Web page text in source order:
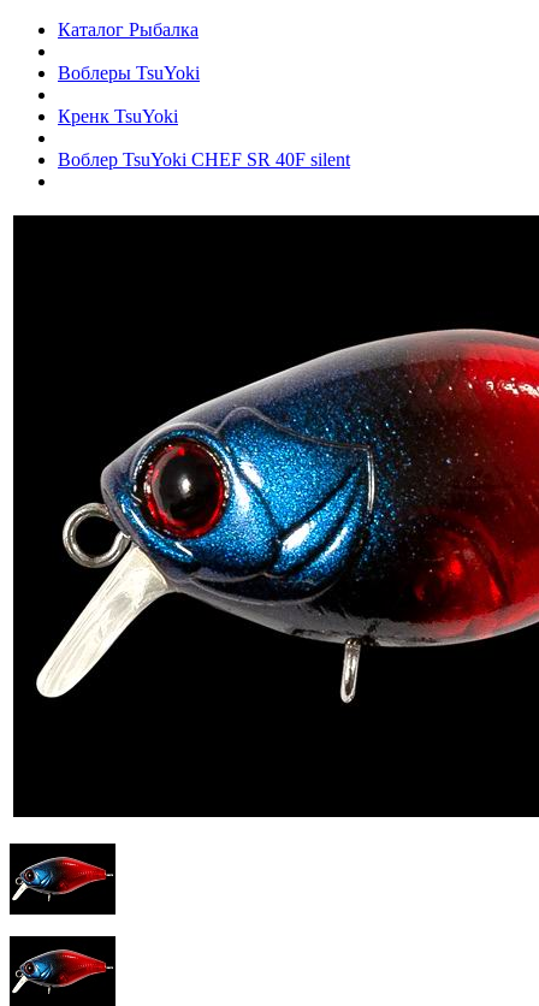
Каталог Рыбалка
Воблеры TsuYoki
Кренк TsuYoki
Воблер TsuYoki CHEF SR 40F silent